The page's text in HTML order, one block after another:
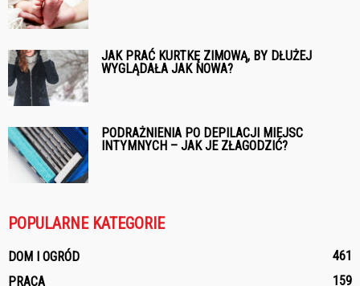
JAK PRAĆ KURTKĘ ZIMOWĄ, BY DŁUŻEJ
WYGLĄDAŁA JAK NOWA?
PODRAŻNIENIA PO DEPILACJI MIEJSC
INTYMNYCH – JAK JE ZŁAGODZIĆ?
POPULARNE KATEGORIE
DOM I OGRÓD
461
PRACA
159